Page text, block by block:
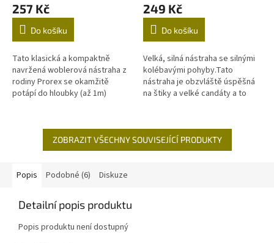
257 Kč
Do košíku
Tato klasická a kompaktně
navržená woblerová nástraha z
rodiny Prorex se okamžitě
potápí do hloubky (až 1m)
249 Kč
Do košíku
Velká, silná nástraha se silnými
kolébavými pohyby.Tato
nástraha je obzvláště úspěšná
na štiky a velké candáty a to
velice...
ZOBRAZIT VŠECHNY SOUVISEJÍCÍ PRODUKTY
Popis Podobné (6) Diskuze
Detailní popis produktu
Popis produktu není dostupný